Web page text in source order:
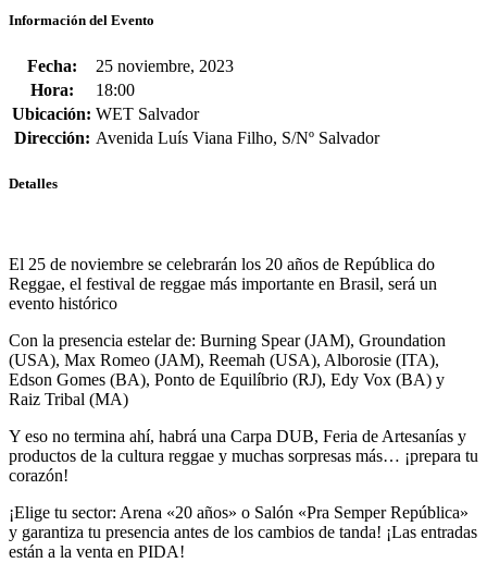
Información del Evento
Fecha:
25 noviembre, 2023
Hora:
18:00
Ubicación: WET Salvador
Dirección: Avenida Luís Viana Filho, S/Nº Salvador
Detalles
El 25 de noviembre se celebrarán los 20 años de República do
Reggae, el festival de reggae más importante en Brasil, será un
evento histórico
Con la presencia estelar de: Burning Spear(JAM), Groundation
(USA), Max Romeo (JAM), Reemah (USA), Alborosie (ITA),
Edson Gomes (BA), Ponto de Equilíbrio (RJ), Edy Vox (BA) y
Raiz Tribal (MA)
Y eso no termina ahí, habrá una Carpa DUB, Feria de Artesanías y
productos de la cultura reggae y muchas sorpresas más… ¡prepara tu
corazón!
¡Elige tu sector: Arena «20 años» o Salón «Pra Semper República»
y garantiza tu presencia antes de los cambios de tanda! ¡Las entradas
están a la venta en PIDA!